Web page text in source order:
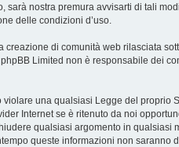
sarà nostra premura avvisarti di tali
delle condizioni d’uso.
creazione di comunità web rilasciata
Limited non è responsabile dei
una qualsiasi Legge del proprio
Internet se è ritenuto da noi
qualsiasi argomento in qualsiasi
queste informazioni non saranno